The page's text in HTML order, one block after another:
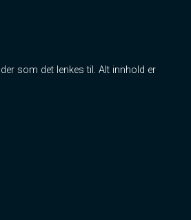
som det lenkes til. Alt innhold er